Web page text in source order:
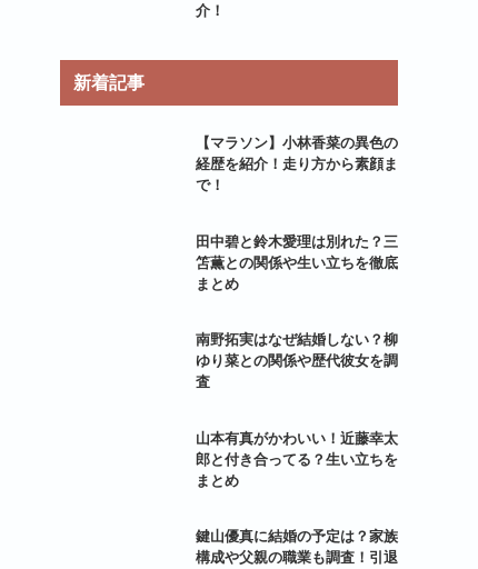
介！
新着記事
【マラソン】小林香菜の異色の
経歴を紹介！走り方から素顔ま
で！
田中碧と鈴木愛理は別れた？三
笘薫との関係や生い立ちを徹底
まとめ
南野拓実はなぜ結婚しない？柳
ゆり菜との関係や歴代彼女を調
査
山本有真がかわいい！近藤幸太
郎と付き合ってる？生い立ちを
まとめ
鍵山優真に結婚の予定は？家族
構成や父親の職業も調査！引退